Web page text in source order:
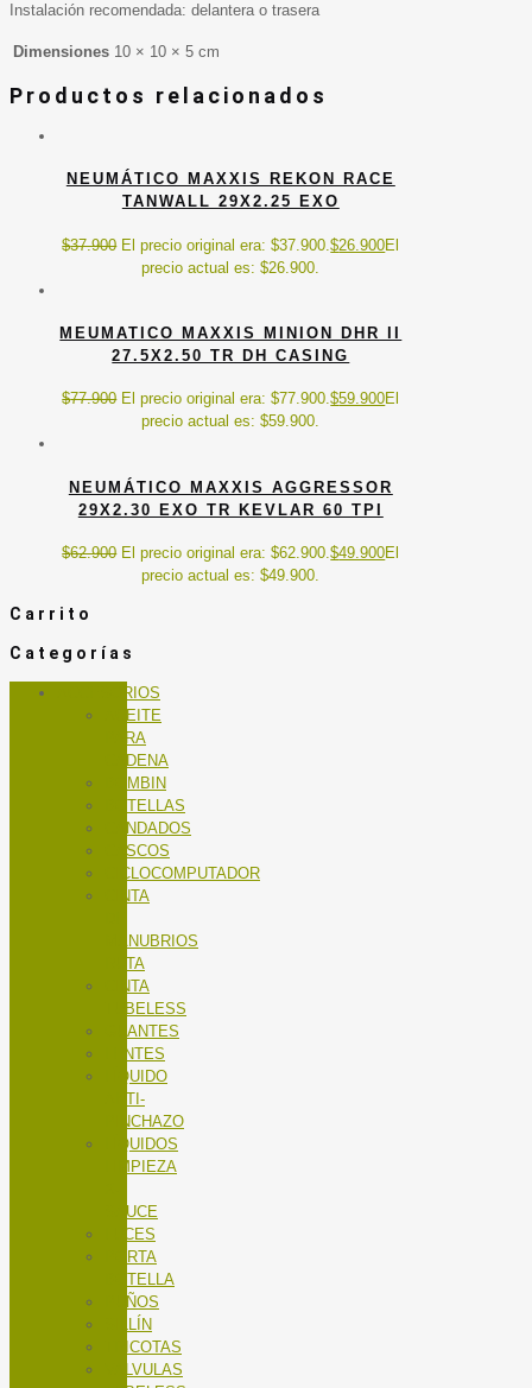
Instalación recomendada: delantera o trasera
Dimensiones 10 × 10 × 5 cm
Productos relacionados
NEUMÁTICO MAXXIS REKON RACE
TANWALL 29X2.25 EXO
$37.900 El precio original era: $37.900.$26.900El
precio actual es: $26.900.
MEUMATICO MAXXIS MINION DHR II
27.5X2.50 TR DH CASING
$77.900 El precio original era: $77.900.$59.900El
precio actual es: $59.900.
NEUMÁTICO MAXXIS AGGRESSOR
29X2.30 EXO TR KEVLAR 60 TPI
$62.900 El precio original era: $62.900.$49.900El
precio actual es: $49.900.
Carrito
Categorías
ACCESORIOS
ACEITE
PARA
CADENA
BOMBIN
BOTELLAS
CANDADOS
CASCOS
CICLOCOMPUTADOR
CINTA
MANUBRIOS
RUTA
CINTA
TUBELESS
GUANTES
LENTES
LÍQUIDO
ANTI-
PINCHAZO
LÍQUIDOS
LIMPIEZA
SAUCE
LUCES
PORTA
BOTELLA
PUÑOS
SILLÍN
TRICOTAS
VALVULAS